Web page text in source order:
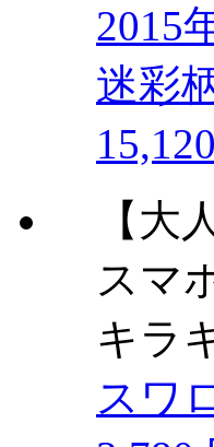
2015
迷彩
【大
スマ
キラ
スワ